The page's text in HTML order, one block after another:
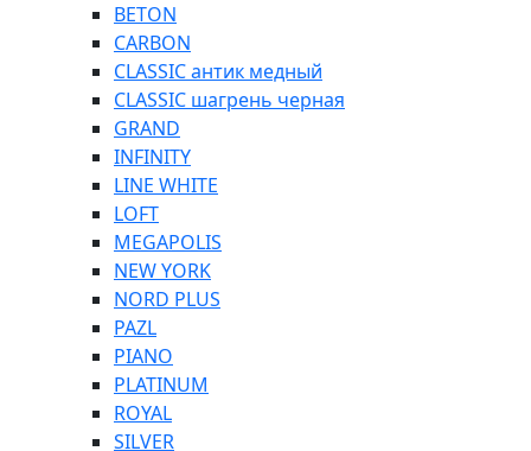
BETON
CARBON
CLASSIC антик медный
CLASSIC шагрень черная
GRAND
INFINITY
LINE WHITE
LOFT
MEGAPOLIS
NEW YORK
NORD PLUS
PAZL
PIANO
PLATINUM
ROYAL
SILVER